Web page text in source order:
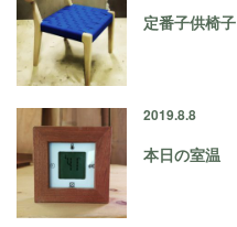
定番子供椅子
2019.8.8
本日の室温